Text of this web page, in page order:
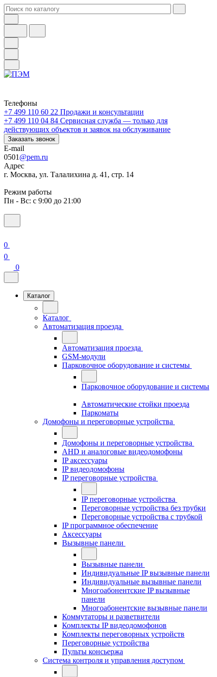
Телефоны
+7 499 110 60 22 Продажи и консультации
+7 499 110 04 84 Сервисная служба — только для
действующих объектов и заявок на обслуживание
Заказать звонок
E-mail
0501 @pem.ru
Адрес
г. Москва, ул. Талалихина д. 41, стр. 14
Режим работы
Пн - Вс: с 9:00 до 21:00
0
0
0
Каталог
Каталог
Автоматизация проезда
Автоматизация проезда
GSM-модули
Парковочное оборудование и системы
Парковочное оборудование и системы
Автоматические стойки проезда
Паркоматы
Домофоны и переговорные устройства
Домофоны и переговорные устройства
AHD и аналоговые видеодомофоны
IP аксессуары
IP видеодомофоны
IP переговорные устройства
IP переговорные устройства
Переговорные устройства без трубки
Переговорные устройства с трубкой
IP программное обеспечение
Аксессуары
Вызывные панели
Вызывные панели
Индивидуальные IP вызывные панели
Индивидуальные вызывные панели
Многоабонентские IP вызывные
панели
Многоабонентские вызывные панели
Коммутаторы и разветвители
Комплекты IP видеодомофонов
Комплекты переговорных устройств
Переговорные устройства
Пульты консьержа
Система контроля и управления доступом